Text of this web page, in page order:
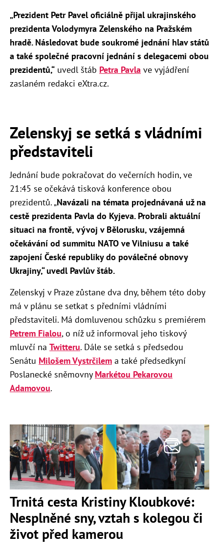
„Prezident Petr Pavel oficiálně přijal ukrajinského
prezidenta Volodymyra Zelenského na Pražském
hradě. Následovat bude soukromé jednání hlav států
a také společné pracovní jednání s delegacemi obou
prezidentů,“ uvedl štáb Petra Pavla ve vyjádření
zaslaném redakci eXtra.cz.
Zelenskyj se setká s vládními
představiteli
Jednání bude pokračovat do večerních hodin, ve
21:45 se očekává tisková konference obou
prezidentů. „Navázali na témata projednávaná už na
cestě prezidenta Pavla do Kyjeva. Probrali aktuální
situaci na frontě, vývoj v Bělorusku, vzájemná
očekávání od summitu NATO ve Vilniusu a také
zapojení České republiky do poválečné obnovy
Ukrajiny,“ uvedl Pavlův štáb.
Zelenskyj v Praze zůstane dva dny, během této doby
má v plánu se setkat s předními vládními
představiteli. Má domluvenou schůzku s premiérem
Petrem Fialou, o níž už informoval jeho tiskový
mluvčí na Twitteru. Dále se setká s předsedou
Senátu Milošem Vystrčilem a také předsedkyní
Poslanecké sněmovny Markétou Pekarovou
Adamovou.
Trnitá cesta Kristiny Kloubkové:
Nesplněné sny, vztah s kolegou či
život před kamerou